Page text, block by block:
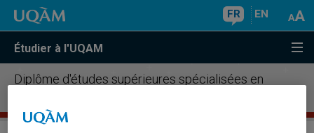
FR EN
Étudier à l'UQAM
Diplôme d'études supérieures spécialisées en